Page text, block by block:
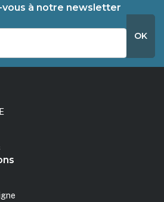
vous à notre newsletter
OK